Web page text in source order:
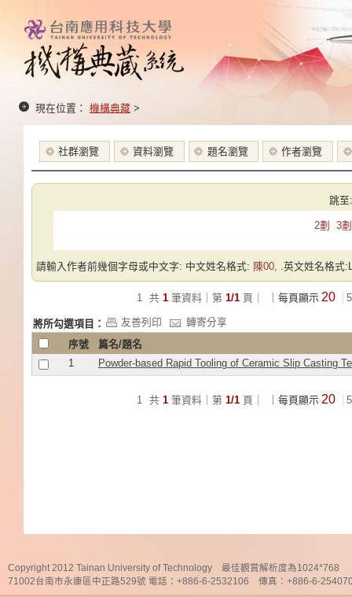
現在位置： 機構典藏 >
社群瀏覽 資料瀏覽 題名瀏覽 作者瀏覽
跳至:
2劃 3劃
請輸入作者前幾個字母或中文字: 中文姓名格式: 陳00, .英文姓名格式
1 共 1 筆資料｜第 1/1 頁｜ ｜每頁顯示 20
將所勾選項目： 友善列印
轉寄分享
序號
篇名/題名
1
Powder-based Rapid Tooling of Ceramic Slip Casting
1 共 1 筆資料｜第 1/1 頁｜ ｜每頁顯示 20
Copyright 2012 Tainan University of Technology 最佳觀賞解析度為1024*768
71002台南市永康區中正路529號 電話：+886-6-2532106 傳真：+886-6-